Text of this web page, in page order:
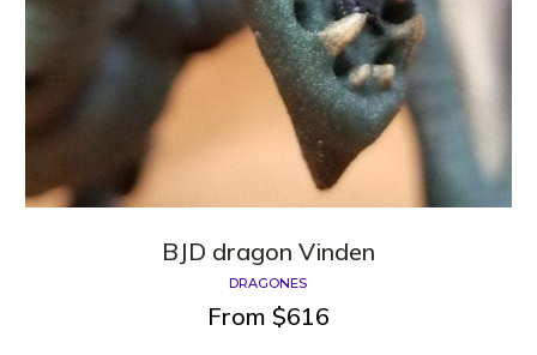
BJD dragon Vinden
DRAGONES
From $616